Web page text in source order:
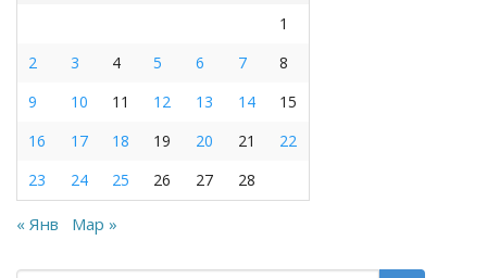
1
2
3 4 5 6 7
8
9
10 11 12 13 14
15
16
17 18 19 20 21
22
23
24 25 26 27 28
« Янв Мар »